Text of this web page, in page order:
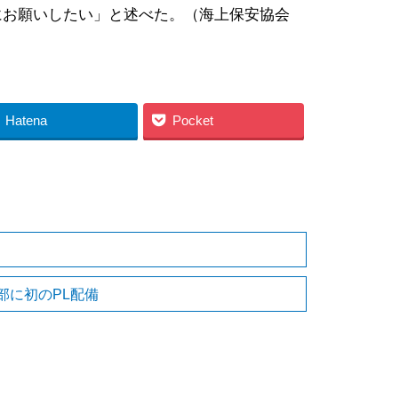
願いしたい」と述べた。（海上保安協会
Hatena Pocket
に初のPL配備